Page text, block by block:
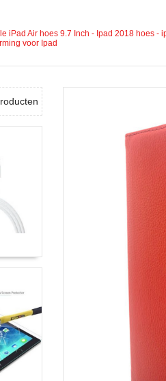
iPad Air hoes 9.7 Inch - Ipad 2018 hoes
voor Ipad